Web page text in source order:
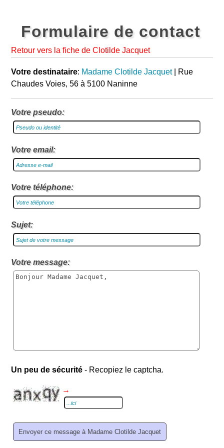
Formulaire de contact
Retour vers la fiche de Clotilde Jacquet
Votre destinataire: Madame Clotilde Jacquet| Rue
Chaudes Voies, 56 à 5100 Naninne
Votre pseudo:
Votre email:
Votre téléphone:
Sujet:
Votre message:
Un peu de sécurité - Recopiez le captcha.
→